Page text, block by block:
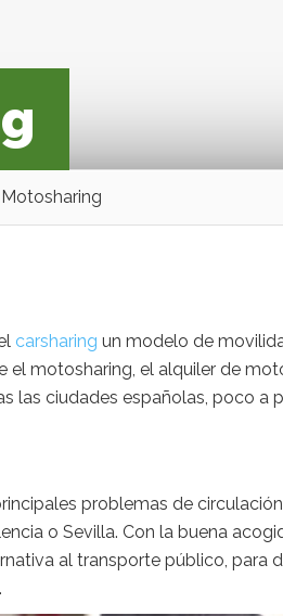
Motosharing
carsharing un modelo de
el motosharing, el alquiler de
las ciudades españolas, poco a
problemas de
o Sevilla. Con la buena
al transporte público,